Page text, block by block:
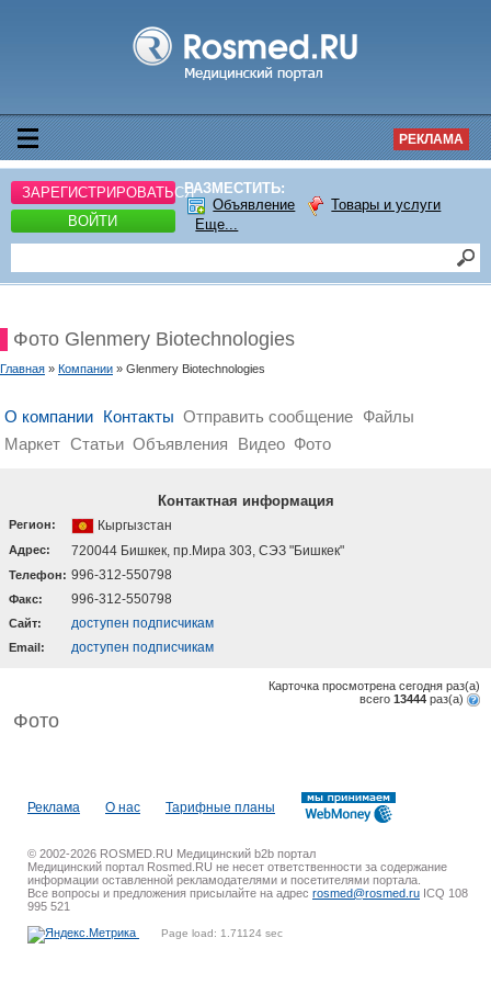
РЕКЛАМА
ЗАРЕГИСТРИРОВАТЬСЯ
ВОЙТИ
РАЗМЕСТИТЬ:
Объявление
Товары и услуги
Еще...
Фото Glenmery Biotechnologies
Главная » Компании » Glenmery Biotechnologies
О компании Контакты Отправить сообщение Файлы
Маркет Статьи Объявления Видео Фото
Контактная информация
Регион: Кыргызстан
Адрес: 720044 Бишкек, пр.Мира 303, СЭЗ "Бишкек"
Телефон: 996-312-550798
Факс: 996-312-550798
Cайт: доступен подписчикам
Email: доступен подписчикам
Карточка просмотрена сегодня раз(a)
всего 13444 раз(a)
Фото
Реклама О нас Тарифные планы
© 2002-2026 ROSMED.RU Медицинский b2b портал
Медицинский портал Rosmed.RU не несет ответственности за содержание
информации оставленной рекламодателями и посетителями портала.
Все вопросы и предложения присылайте на адрес rosmed@rosmed.ru ICQ 108
995 521
Page load: 1.71124 sec